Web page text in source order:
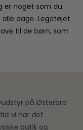
er noget som du
dage. Legetøjet
til de børn, som
på Østerbro
vi har det
butik og